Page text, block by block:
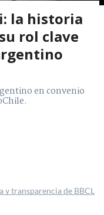
la historia
rol clave
en convenio
y transparencia de BBCL